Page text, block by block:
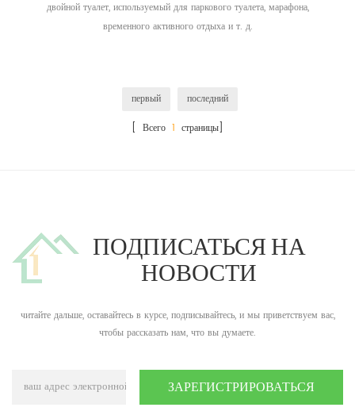
двойной туалет, используемый для паркового туалета, марафона,
временного активного отдыха и т. д.
первый
последний
[ Всего 1 страницы]
ПОДПИСАТЬСЯ НА
НОВОСТИ
читайте дальше, оставайтесь в курсе, подписывайтесь, и мы приветствуем вас,
чтобы рассказать нам, что вы думаете.